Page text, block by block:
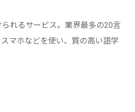
れるサービス。業界最多の20言
マホなどを使い、質の高い語学